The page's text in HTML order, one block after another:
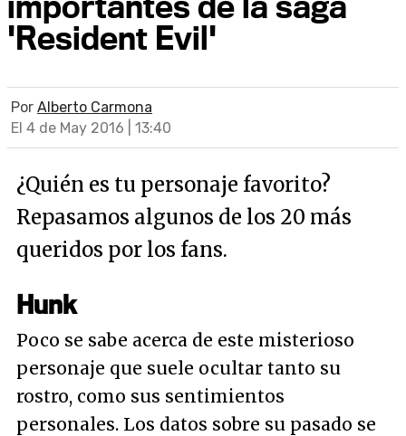
'Resident Evil'
Por Alberto Carmona
El 4 de May 2016 | 13:40
¿Quién es tu personaje favorito?
Repasamos algunos de los 20 más
queridos por los fans.
Hunk
Poco se sabe acerca de este misterioso
personaje que suele ocultar tanto su
rostro, como sus sentimientos
personales. Los datos sobre su pasado se